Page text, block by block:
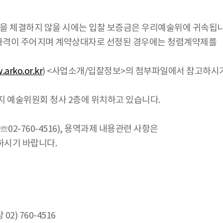
체결하지 않을 시에는 입찰 보증금은 우리예술위에 귀속됩
이 주어지며 계약상대자로 선정된 경우에는 청렴계약제를
) <사업소개/입찰정보>의 첨부파일에서 참고하시
술위원회 청사 2층에 위치하고 있습니다.
760-4516), 용역과제 내용관련 사항은
기 바랍니다.
02) 760-4516